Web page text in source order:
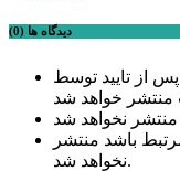
دیدگاه ها (0)
از تایید توسط
باشد منتشر
نخواهد شد.